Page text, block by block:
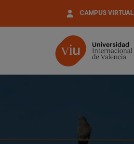
contenido
CAMPUS VIRTUAL